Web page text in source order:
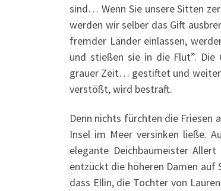
sind… Wenn Sie unsere Sitten
werden wir selber das Gift
fremder Länder einlassen,
und stießen sie in die Flut”. Die
grauer Zeit… gestiftet und weiter
verstößt, wird bestraft.
Denn nichts fürchten die Friesen
Insel im Meer versinken ließe.
elegante Deichbaumeister
entzückt die höheren Damen auf
dass Ellin, die Tochter von